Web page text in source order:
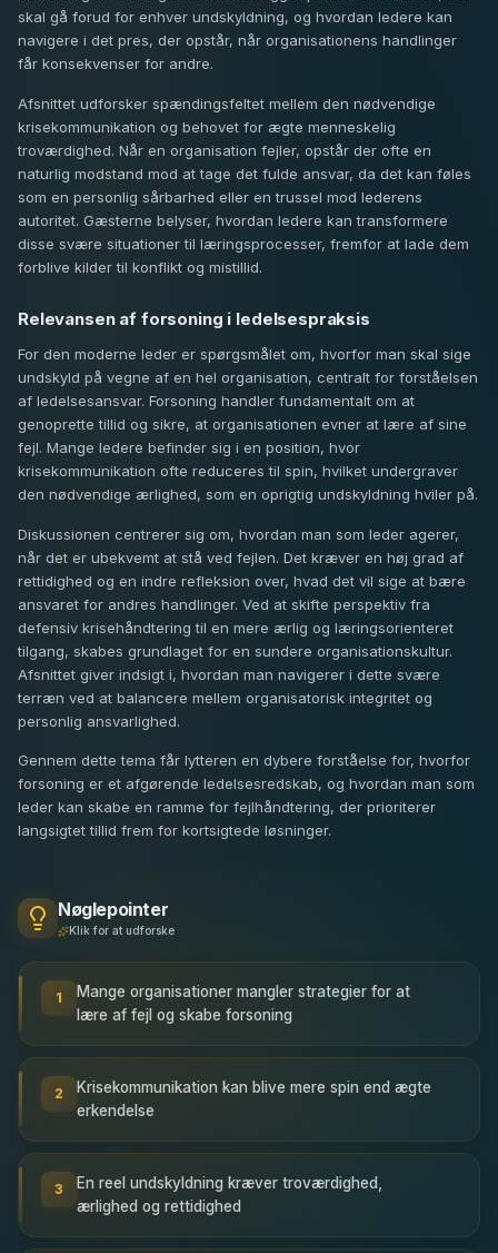
skal gå forud for enhver undskyldning, og hvordan ledere kan
navigere i det pres, der opstår, når organisationens handlinger
får konsekvenser for andre.
Afsnittet udforsker spændingsfeltet mellem den nødvendige
krisekommunikation og behovet for ægte menneskelig
troværdighed. Når en organisation fejler, opstår der ofte en
naturlig modstand mod at tage det fulde ansvar, da det kan føles
som en personlig sårbarhed eller en trussel mod lederens
autoritet. Gæsterne belyser, hvordan ledere kan transformere
disse svære situationer til læringsprocesser, fremfor at lade dem
forblive kilder til konflikt og mistillid.
Relevansen af forsoning i ledelsespraksis
For den moderne leder er spørgsmålet om, hvorfor man skal sige
undskyld på vegne af en hel organisation, centralt for forståelsen
af ledelsesansvar. Forsoning handler fundamentalt om at
genoprette tillid og sikre, at organisationen evner at lære af sine
fejl. Mange ledere befinder sig i en position, hvor
krisekommunikation ofte reduceres til spin, hvilket undergraver
den nødvendige ærlighed, som en oprigtig undskyldning hviler på.
Diskussionen centrerer sig om, hvordan man som leder agerer,
når det er ubekvemt at stå ved fejlen. Det kræver en høj grad af
rettidighed og en indre refleksion over, hvad det vil sige at bære
ansvaret for andres handlinger. Ved at skifte perspektiv fra
defensiv krisehåndtering til en mere ærlig og læringsorienteret
tilgang, skabes grundlaget for en sundere organisationskultur.
Afsnittet giver indsigt i, hvordan man navigerer i dette svære
terræn ved at balancere mellem organisatorisk integritet og
personlig ansvarlighed.
Gennem dette tema får lytteren en dybere forståelse for, hvorfor
forsoning er et afgørende ledelsesredskab, og hvordan man som
leder kan skabe en ramme for fejlhåndtering, der prioriterer
langsigtet tillid frem for kortsigtede løsninger.
Nøglepointer
Klik for at udforske
1
Mange organisationer mangler strategier for at
lære af fejl og skabe forsoning
2
Krisekommunikation kan blive mere spin end ægte
erkendelse
3
En reel undskyldning kræver troværdighed,
ærlighed og rettidighed